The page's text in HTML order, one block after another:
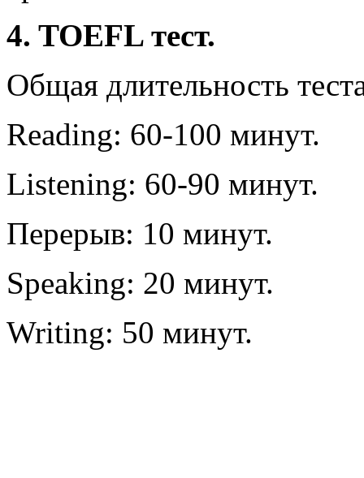
4. TOEFL тест.
Общая длительность
Reading: 60-100 минут.
Listening: 60-90 минут.
Перерыв: 10 минут.
Speaking: 20 минут.
Writing: 50 минут.